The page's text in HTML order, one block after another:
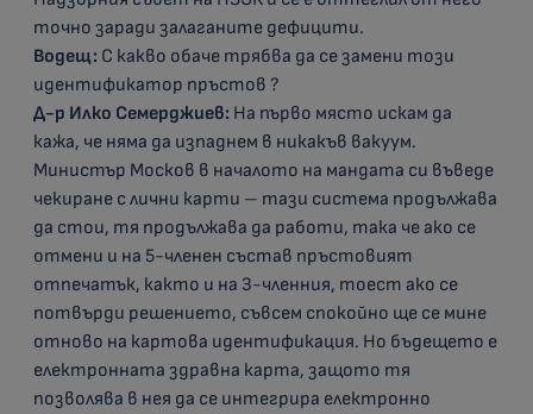
точно заради залаганите дефицити.
Водещ: С какво обаче трябва да се замени този
идентификатор пръстов ?
Д-р Илко Семерджиев: На първо място искам да
кажа, че няма да изпаднем в никакъв вакуум.
Министър Москов в началото на мандата си въведе
чекиране с лични карти – тази система продължава
да стои, тя продължава да работи, така че ако се
отмени и на 5-членен състав пръстовият
отпечатък, както и на 3-членния, тоест ако се
потвърди решението, съвсем спокойно ще се мине
отново на картова идентификация. Но бъдещето е
електронната здравна карта, защото тя
позволява в нея да се интегрира електронно